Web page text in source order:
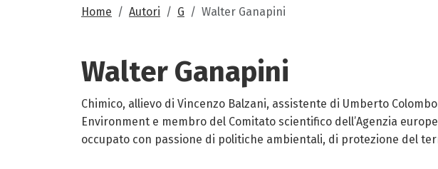
Home Autori G Walter Ganapini
Walter Ganapini
Chimico, allievo di Vincenzo Balzani, assistente di Umberto
Environment e membro del Comitato scientifico dell’Agenzia
occupato con passione di politiche ambientali, di protezione del